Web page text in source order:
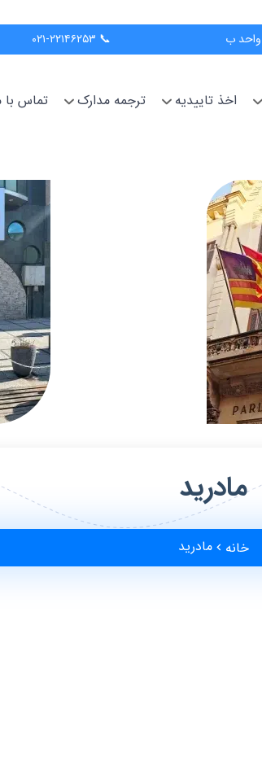
📞 ۰۲۱-۲۲۱۴۶۲۵۳
اخذ تاییدیه ترجمه مدارک تماس با
مادرید
خانه مادرید